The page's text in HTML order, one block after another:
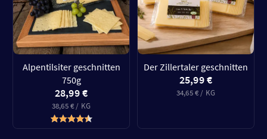
Alpentilsiter geschnitten
750g
28,99 €
38,65 € / KG
Der Zillertaler geschnitten
25,99 €
34,65 € / KG